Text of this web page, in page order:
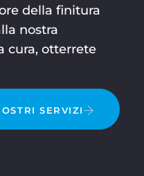
della finitura
nostra
cura, otterrete
SERVIZI